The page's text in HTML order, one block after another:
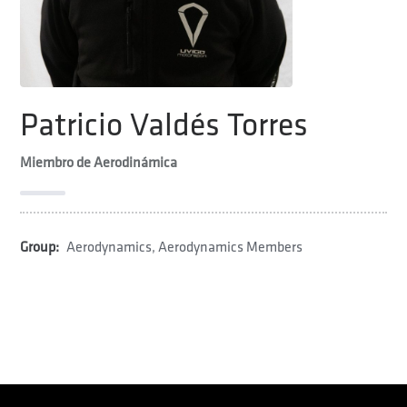
Patricio Valdés Torres
Miembro de Aerodinámica
Group: Aerodynamics,Aerodynamics Members